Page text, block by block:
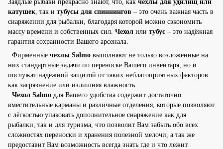
Заядлые рыбаки прекрасно знают, что, как чехлы для удилищ или
катушек , так и тубусы для спиннингов – это очень важная часть в
снаряжении для рыбалки, благодаря которой можно сэкономить
массу времени и собственных сил. Чехол или тубус – это надёжная
гарантия сохранности Вашего арсенала.
Фирменные чехлы Salmo выполняют не только возложенные на
них стандартные задачи по переноске Вашего инвентаря, но и
послужат надёжной защитой от таких неблагоприятных факторов
как загрязнение или излишняя влажность.
Чехол Salmo для Вашего удобства содержит достаточно
вместительные карманы и различные отделения, которые позволяют
с лёгкостью упаковать дополнительное снаряжение как для
рыбалки, так и для туризма, что позволит Вам забыть обо всех
сложностях переноски и хранения полезной мелочи, а так же
предоставит Вам возможность всегда знать где и что лежит.